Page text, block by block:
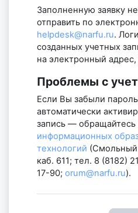
Заполненную заявку
отправить по
helpdesk@narfu.ru.
созданных учетных
на электронный адрес,
Проблемы с
Если Вы забыли
автоматически
запись — обращайтесь
информационных
технологий (Смольный
каб. 611; тел. 8 (8182)
17-90; orum@narfu.ru).